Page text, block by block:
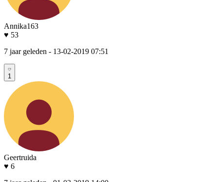
Annika163
♥ 53
7 jaar geleden - 13-02-2019 07:51
1
Geertruida
♥ 6